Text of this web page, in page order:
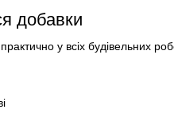
добавки
у всіх будівельних